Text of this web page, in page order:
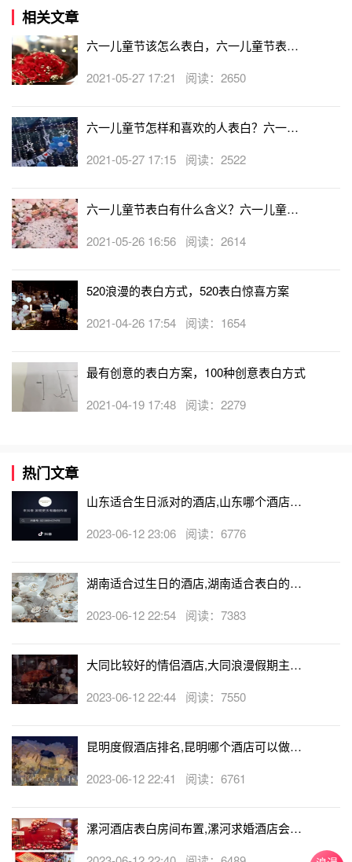
摆脱单身的男生可以好好学会以上的招数，相信你的春天必
将来到。
相关文章
六一儿童节该怎么表白，六一儿童节表白
2021-05-27 17:21 阅读：2650
六一儿童节怎样和喜欢的人表白？六一儿
2021-05-27 17:15 阅读：2522
六一儿童节表白有什么含义？六一儿童节
2021-05-26 16:56 阅读：2614
520浪漫的表白方式，520表白惊喜方案
2021-04-26 17:54 阅读：1654
最有创意的表白方案，100种创意表白方式
2021-04-19 17:48 阅读：2279
热门文章
山东适合生日派对的酒店,山东哪个酒店有
2023-06-12 23:06 阅读：6776
湖南适合过生日的酒店,湖南适合表白的酒
2023-06-12 22:54 阅读：7383
大同比较好的情侣酒店,大同浪漫假期主题
2023-06-12 22:44 阅读：7550
昆明度假酒店排名,昆明哪个酒店可以做求
2023-06-12 22:41 阅读：6761
漯河酒店表白房间布置,漯河求婚酒店会帮